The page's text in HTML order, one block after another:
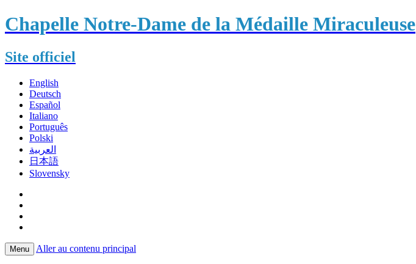
Chapelle Notre-Dame de la Médaille Miraculeuse
Site officiel
English
Deutsch
Español
Italiano
Português
Polski
العربية
日本語
Slovensky
Menu Aller au contenu principal